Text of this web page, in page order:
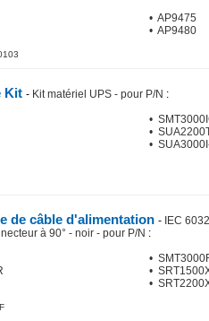
• AP9475
• AP9480
Kit - Kit matériel UPS - pour P/N :
•
•
•
de câble d'alimentation - IEC
à 90° - noir - pour P/N :
•
•
•